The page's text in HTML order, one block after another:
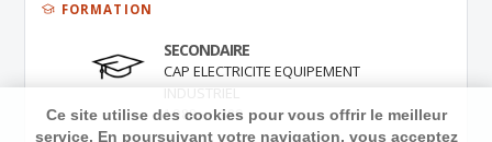
FORMATION
SECONDAIRE
CAP ELECTRICITE EQUIPEMENT
1988 - 1989
Ce site utilise des cookies pour vous offrir le meilleur
service. En poursuivant votre navigation, vous acceptez